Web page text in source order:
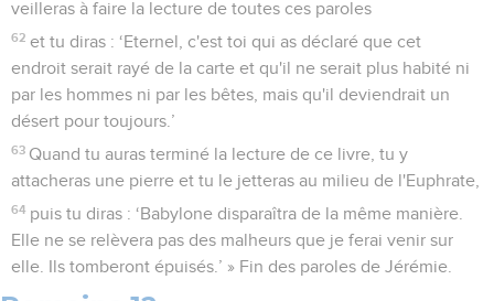
veilleras à faire la lecture de toutes ces paroles
62 et tu diras : ‘Eternel, c'est toi qui as déclaré que cet
endroit serait rayé de la carte et qu'il ne serait plus habité ni
par les hommes ni par les bêtes, mais qu'il deviendrait un
désert pour toujours.’
63 Quand tu auras terminé la lecture de ce livre, tu y
attacheras une pierre et tu le jetteras au milieu de l'Euphrate,
64 puis tu diras : ‘Babylone disparaîtra de la même manière.
Elle ne se relèvera pas des malheurs que je ferai venir sur
elle. Ils tomberont épuisés.’ » Fin des paroles de Jérémie.